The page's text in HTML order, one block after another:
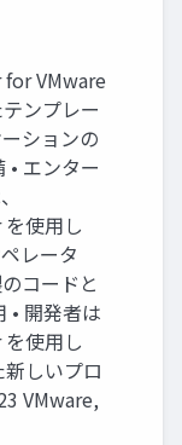
VMware
ンプレー
ションの
• エンター
使⽤し
レータ
コードと
• 開発者は
使⽤し
しいプロ
VMware,